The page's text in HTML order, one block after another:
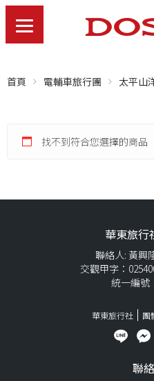
首頁 電輔車旅行團 太平山
找不到符合您選擇的商品
華東旅行
聯絡人: 黃興
交觀甲字：
統一編號
華東旅行社 團
聯